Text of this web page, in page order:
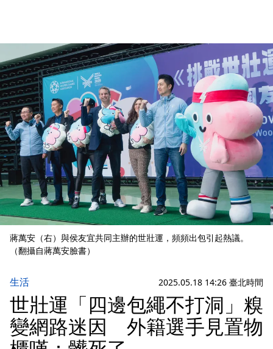
蔣萬安（右）與侯友宜共同主辦的世壯運，頻頻出包引起熱議。
（翻攝自蔣萬安臉書）
生活 2025.05.18 14:26 臺北時間
世壯運「四邊包繩不打洞」糗
變網路迷因 外籍選手見置物